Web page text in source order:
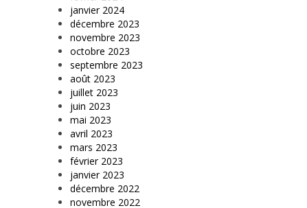
janvier 2024
décembre 2023
novembre 2023
octobre 2023
septembre 2023
août 2023
juillet 2023
juin 2023
mai 2023
avril 2023
mars 2023
février 2023
janvier 2023
décembre 2022
novembre 2022